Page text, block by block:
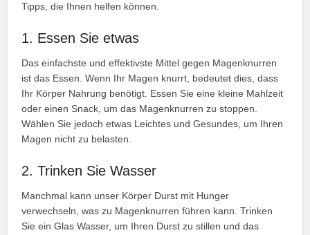
Tipps, die Ihnen helfen können.
1. Essen Sie etwas
Das einfachste und effektivste Mittel gegen Magenknurren
ist das Essen. Wenn Ihr Magen knurrt, bedeutet dies, dass
Ihr Körper Nahrung benötigt. Essen Sie eine kleine Mahlzeit
oder einen Snack, um das Magenknurren zu stoppen.
Wählen Sie jedoch etwas Leichtes und Gesundes, um Ihren
Magen nicht zu belasten.
2. Trinken Sie Wasser
Manchmal kann unser Körper Durst mit Hunger
verwechseln, was zu Magenknurren führen kann. Trinken
Sie ein Glas Wasser, um Ihren Durst zu stillen und das